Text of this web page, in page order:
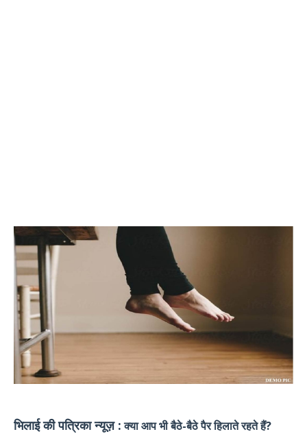
भिलाई की पत्रिका न्यूज़ : क्या आप भी बैठे-बैठे पैर हिलाते रहते हैं?